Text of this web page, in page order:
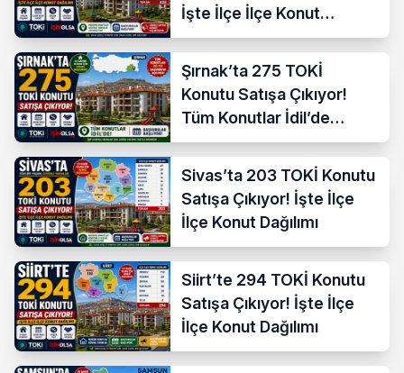
İşte İlçe İlçe Konut
Dağılımı
Şırnak’ta 275 TOKİ
Konutu Satışa Çıkıyor!
Tüm Konutlar İdil’de
Başvuruya Açılıyor
Sivas’ta 203 TOKİ Konutu
Satışa Çıkıyor! İşte İlçe
İlçe Konut Dağılımı
Siirt’te 294 TOKİ Konutu
Satışa Çıkıyor! İşte İlçe
İlçe Konut Dağılımı